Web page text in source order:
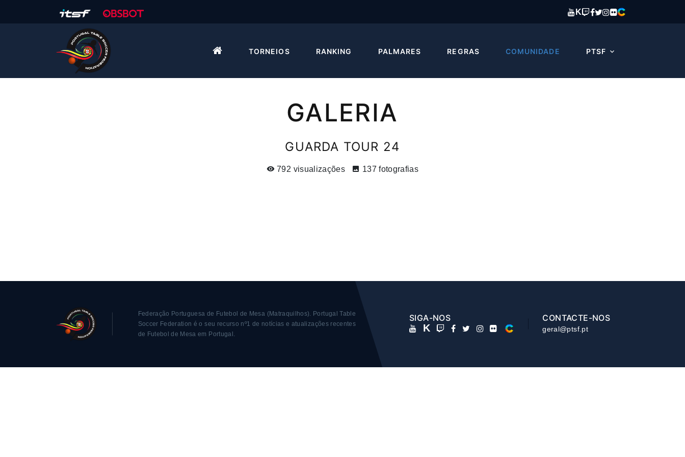
K
TORNEIOS RANKING PALMARES REGRAS COMUNIDADE PTSF
GALERIA
GUARDA TOUR 24
792 visualizações 137 fotografias
Federação Portuguesa de Futebol de Mesa (Matraquilhos). Portugal Table
Soccer Federation é o seu recurso nº1 de notícias e atualizações recentes
de Futebol de Mesa em Portugal.
SIGA-NOS
K
CONTACTE-NOS
geral@ptsf.pt